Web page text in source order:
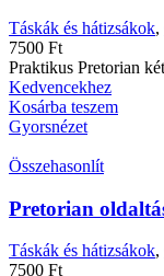
Táskák és hátizsákok,
7500 Ft
Praktikus Pretorian
Kedvencekhez
Kosárba teszem
Gyorsnézet
Összehasonlít
Pretorian
Táskák és hátizsákok,
7500 Ft